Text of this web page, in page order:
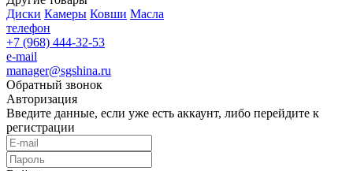
Диски Камеры Ковши Масла
телефон
+7 (968) 444-32-53
e-mail
manager@sgshina.ru
Обратный звонок
Авторизация
Введите данные, если уже есть аккаунт, либо перейдите к
регистрации